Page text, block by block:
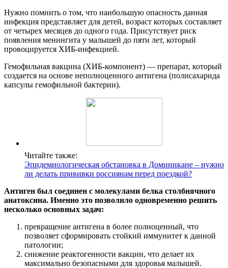
Нужно помнить о том, что наибольшую опасность данная
инфекция представляет для детей, возраст которых составляет
от четырех месяцев до одного года. Присутствует риск
появления менингита у малышей до пяти лет, который
провоцируется ХИБ-инфекцией.
Гемофильная вакцина (ХИБ-компонент) — препарат, который
создается на основе неполноценного антигена (полисахарида
капсулы гемофильной бактерии).
Читайте также:
Эпидемиологическая обстановка в Доминикане – нужно
ли делать прививки россиянам перед поездкой?
Антиген был соединен с молекулами белка столбнячного
анатоксина. Именно это позволило одновременно решить
несколько основных задач:
превращение антигена в более полноценный, что
позволяет сформировать стойкий иммунитет к данной
патологии;
снижение реактогенности вакцин, что делает их
максимально безопасными для здоровья малышей.